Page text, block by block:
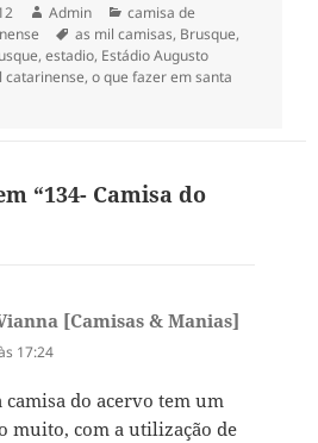
Autor
Admin Categorias
camisa de
Tags
as mil camisas, Brusque,
,estadio, Estádio Augusto
catarinense,o que fazer em santa
“134- Camisa do
[Camisas & Manias]
17:24
camisa do acervo tem um
muito, com a utilização de